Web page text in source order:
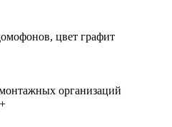
цвет графит
организаций
+